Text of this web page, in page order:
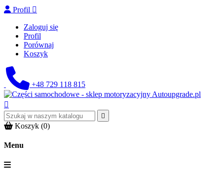
Profil 
Zaloguj się
Profil
Porównaj
Koszyk
+48 729 118 815


Koszyk (0)
Menu